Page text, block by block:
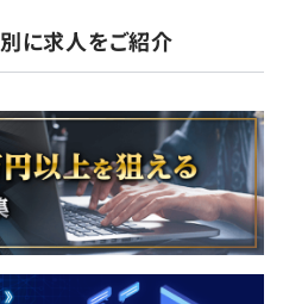
に求人をご紹介